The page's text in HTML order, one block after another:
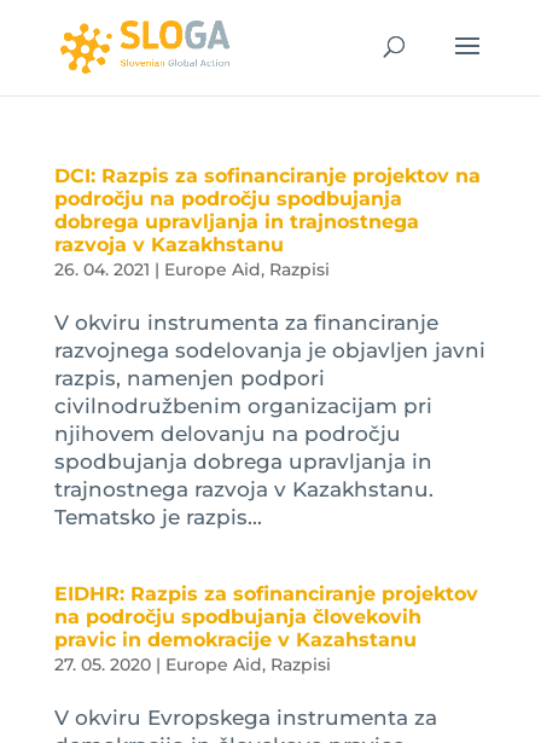
DCI: Razpis za sofinanciranje projektov na
področju na področju spodbujanja
dobrega upravljanja in trajnostnega
razvoja v Kazakhstanu
26. 04. 2021 | Europe Aid, Razpisi
V okviru instrumenta za financiranje
razvojnega sodelovanja je objavljen javni
razpis, namenjen podpori
civilnodružbenim organizacijam pri
njihovem delovanju na področju
spodbujanja dobrega upravljanja in
trajnostnega razvoja v Kazakhstanu.
Tematsko je razpis...
EIDHR: Razpis za sofinanciranje projektov
na področju spodbujanja človekovih
pravic in demokracije v Kazahstanu
27. 05. 2020| Europe Aid, Razpisi
V okviru Evropskega instrumenta za